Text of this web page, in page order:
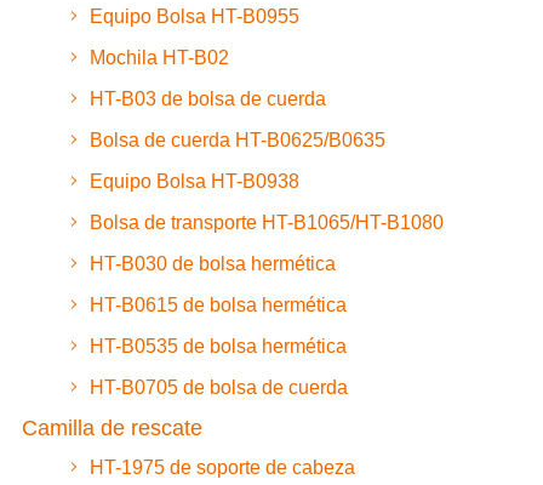
Equipo Bolsa HT-B0955
Mochila HT-B02
HT-B03 de bolsa de cuerda
Bolsa de cuerda HT-B0625/B0635
Equipo Bolsa HT-B0938
Bolsa de transporte HT-B1065/HT-B1080
HT-B030 de bolsa hermética
HT-B0615 de bolsa hermética
HT-B0535 de bolsa hermética
HT-B0705 de bolsa de cuerda
Camilla de rescate
HT-1975 de soporte de cabeza